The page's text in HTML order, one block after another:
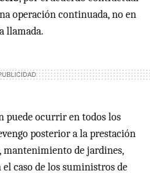
operación continuada, no en
llamada.
puede ocurrir en todos los
posterior a la prestación
mantenimiento de jardines,
caso de los suministros de